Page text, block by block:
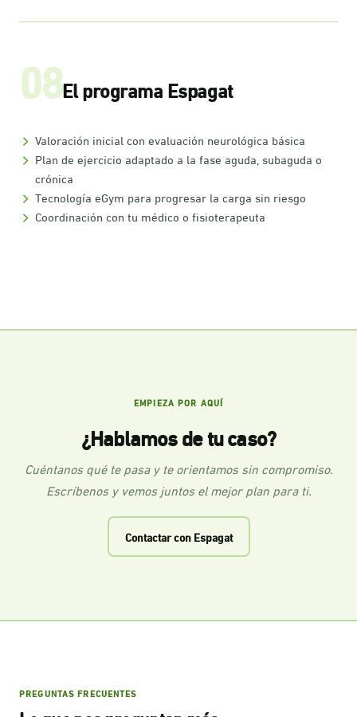
08El programa Espagat
Valoración inicial con evaluación neurológica básica
Plan de ejercicio adaptado a la fase aguda, subaguda o
crónica
Tecnología eGym para progresar la carga sin riesgo
Coordinación con tu médico o fisioterapeuta
EMPIEZA POR AQUÍ
¿Hablamos de tu caso?
Cuéntanos qué te pasa y te orientamos sin compromiso.
Escríbenos y vemos juntos el mejor plan para ti.
Contactar con Espagat
PREGUNTAS FRECUENTES